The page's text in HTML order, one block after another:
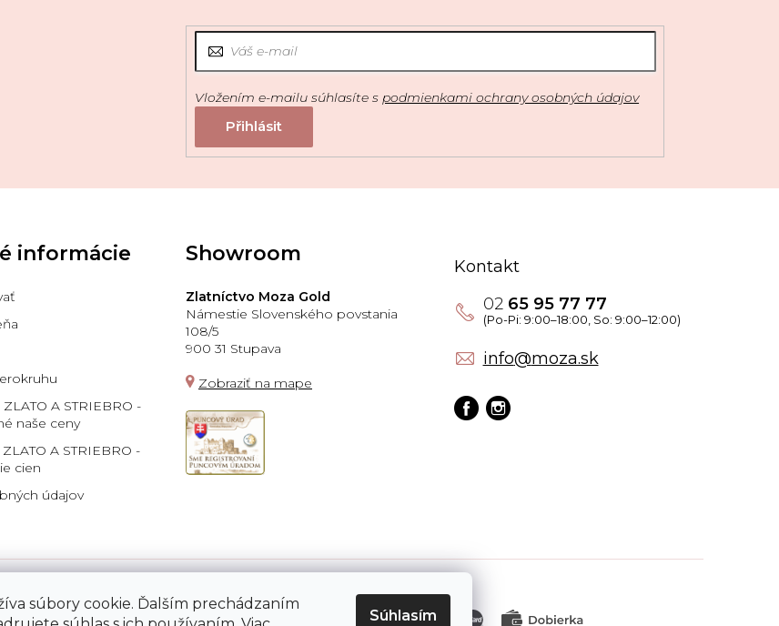
súbory cookie. Ďalším prechádzaním
Súhlasím
Vložením e-mailu súhlasíte spodmienkami ochrany osobných údajov
informácie
A STRIEBRO -
naše ceny
A STRIEBRO -
cien
údajov
Showroom
Zlatníctvo Moza Gold
Námestie Slovenského povstania
108/5
900 31 Stupava
Zobraziť na mape
Kontakt
info@moza.sk
0265 95 77 77